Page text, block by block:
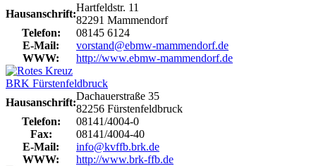
Hausanschrift:
Hartfeldstr. 11
82291 Mammendorf
Telefon:
08145 6124
E-Mail:
vorstand@ebmw-mammendorf.de
WWW:
http://www.ebmw-mammendorf.de
BRK Fürstenfeldbruck
Hausanschrift:
Dachauerstraße 35
82256 Fürstenfeldbruck
Telefon:
08141/4004-0
Fax:
08141/4004-40
E-Mail:
info@kvffb.brk.de
WWW:
http://www.brk-ffb.de